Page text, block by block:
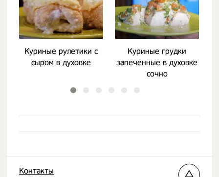
Куриные рулетики с
сыром в духовке
Куриные грудки
запеченные в духовке
сочно
Контакты